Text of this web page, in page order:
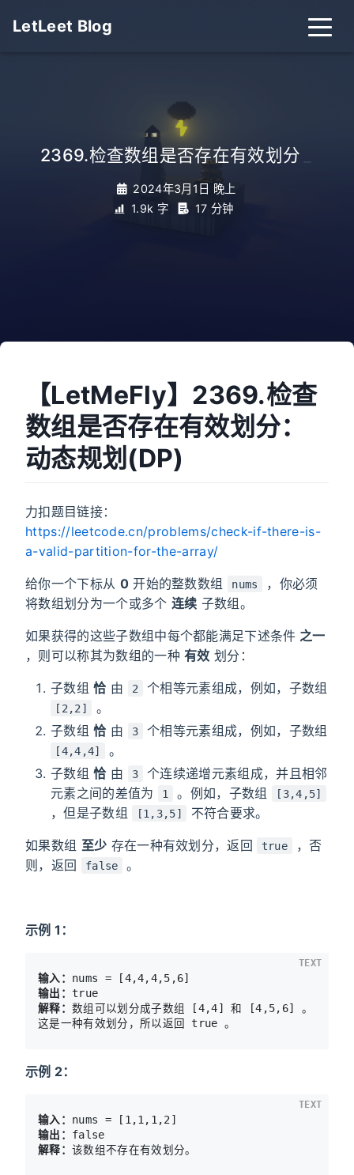
LetLeet Blog
2369.检查数组是否存在有效划分
2024年3月1日 晚上
1.9k 字
17 分钟
【LetMeFly】2369.检查
数组是否存在有效划分：
动态规划(DP)
力扣题目链接：
https://leetcode.cn/problems/check-if-there-is-
a-valid-partition-for-the-array/
给你一个下标从 0开始的整数数组 nums
，你必须
将数组划分为一个或多个 连续 子数组。
如果获得的这些子数组中每个都能满足下述条件 之一
，则可以称其为数组的一种有效 划分：
子数组恰 由 2 个相等元素组成，例如，子数组
[2,2]
。
子数组恰 由 3 个相等元素组成，例如，子数组
[4,4,4]
。
子数组恰 由 3
个连续递增元素组成，并且相邻
元素之间的差值为
1 。例如，子数组 [3,4,5]
，但是子数组 [1,3,5] 不符合要求。
如果数组 至少 存在一种有效划分，返回 true
，否
则，返回
false 。
示例 1：
输入：
输出：
解释： 数组可以划分成子数组 [4,4] 和 [4,5,6] 。
TEXT
示例 2：
输入：
输出：
解释：
TEXT